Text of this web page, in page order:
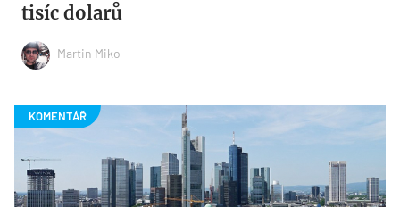
tisíc dolarů
Martin Miko